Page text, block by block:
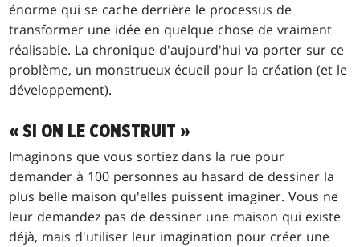
énorme qui se cache derrière le processus de
transformer une idée en quelque chose de vraiment
réalisable. La chronique d'aujourd'hui va porter sur ce
problème, un monstrueux écueil pour la création (et le
développement).
« SI ON LE CONSTRUIT »
Imaginons que vous sortiez dans la rue pour
demander à 100 personnes au hasard de dessiner la
plus belle maison qu'elles puissent imaginer. Vous ne
leur demandez pas de dessiner une maison qui existe
déjà, mais d'utiliser leur imagination pour créer une